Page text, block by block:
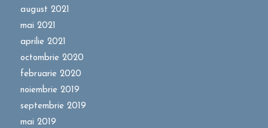
august 2021
mai 2021
aprilie 2021
octombrie 2020
februarie 2020
noiembrie 2019
septembrie 2019
mai 2019